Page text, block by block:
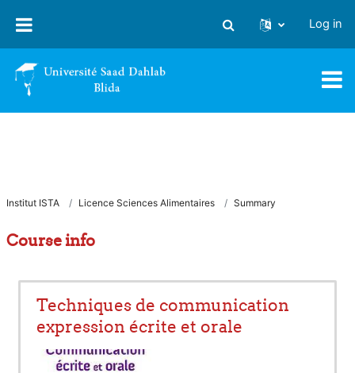
Toggle search input
Log in
Institut ISTA Licence Sciences Alimentaires Summary
Course info
Techniques de communication
expression écrite et orale